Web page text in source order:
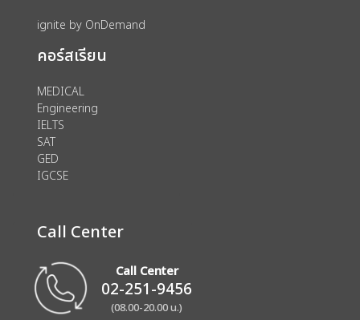
ignite by OnDemand
คอร์สเรียน
MEDICAL
Engineering
IELTS
SAT
GED
IGCSE
Call Center
Call Center
02-251-9456
(08.00-20.00 น.)